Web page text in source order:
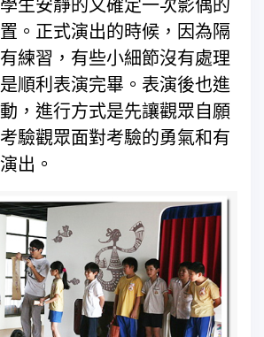
生安靜的又確定一次影偶的
。正式演出的時候，因為隔
練習，有些小細節沒有處理
順利表演完畢。表演後也進
，進行方式是先讓觀眾自願
考驗觀眾面對考驗的勇氣和有
出。